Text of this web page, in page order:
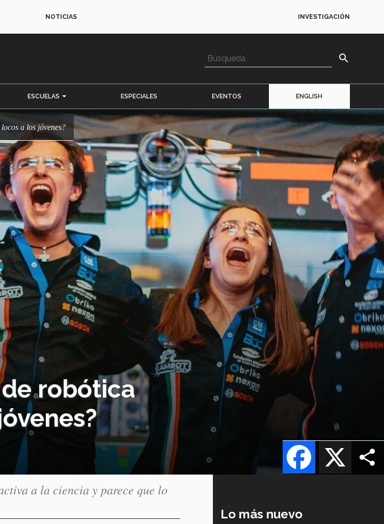
NOTICIAS INVESTIGACIÓN
search
ESCUELAS ESPECIALES EVENTOS ENGLISH
locos a los jóvenes?
robótica
X
Facebook
a la ciencia y parece que lo
Lo más nuevo